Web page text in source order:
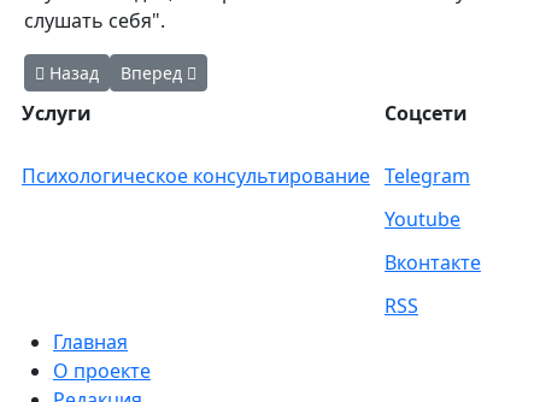
слушать себя".
Предыдущий: Трилогия про знакомство с Факерами
Назад Следующий: 2:37 ( Мурали К. Таллури, 2006)
Вперед
Услуги Соцсети
Психологическое консультирование Telegram
Youtube
Вконтакте
RSS
Главная
О проекте